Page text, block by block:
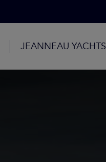
JEANNEAU YACHTS